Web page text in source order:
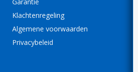
Garantie
Klachtenregeling
Algemene voorwaarden
Privacybeleid